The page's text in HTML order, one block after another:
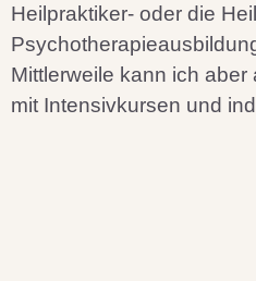
Heilpraktiker- oder die
Mittlerweile kann ich
mit Intensivkursen und